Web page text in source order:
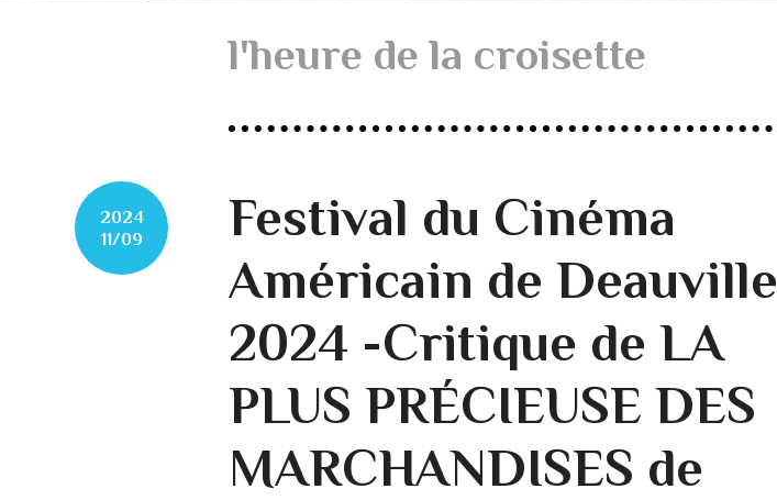
l'heure de la croisette
2024
11/09
Festival du Cinéma
Américain de Deauville
2024 -Critique de LA
PLUS PRÉCIEUSE DES
MARCHANDISES de